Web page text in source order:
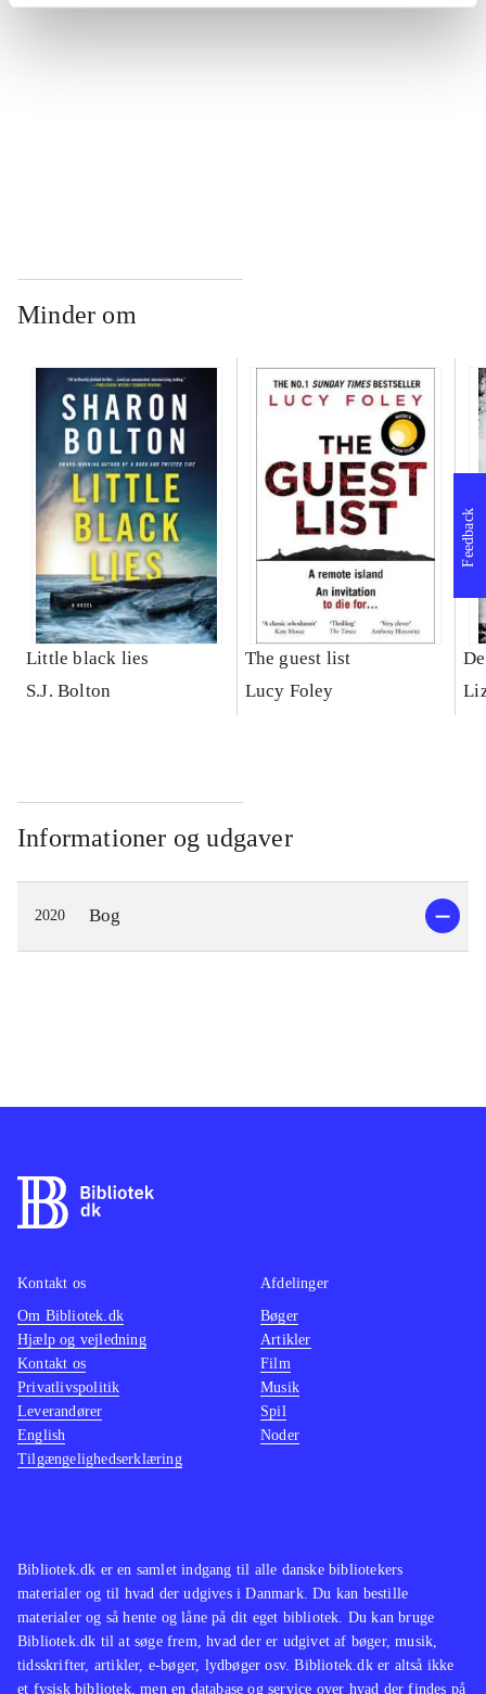
...
Minder om
Little black lies
S.J. Bolton
The guest list
Lucy Foley
Informationer og udgaver
2020 Bog
Feedback
Bibliotek.dk er en samlet indgang til alle danske bibliotekers
materialer og til hvad der udgives i Danmark. Du kan bestille
materialer og så hente og låne på dit eget bibliotek. Du kan bruge
Bibliotek.dk til at søge frem, hvad der er udgivet af bøger, musik,
tidsskrifter, artikler, e-bøger, lydbøger osv. Bibliotek.dk er altså ikke
et fysisk bibliotek, men en database og service over hvad der findes på
Kontakt os
Om Bibliotek.dk
Hjælp og vejledning
Kontakt os
Privatlivspolitik
Leverandører
English
Tilgængelighedserklæring
Afdelinger
Bøger
Artikler
Film
Musik
Spil
Noder